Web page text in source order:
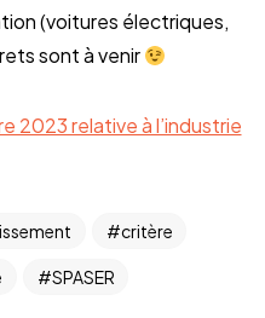
(voitures électriques,
sont à venir
2023 relative à l’industrie
critère
SPASER